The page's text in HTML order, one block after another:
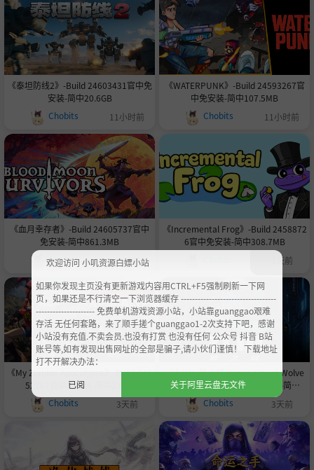
《泰坦防线2》-Build 24603431官中免
安装-简中20.6GB
Chobits
11小时前
《WATERPUNK》-Build 24593267官
中免安装-简中107.5MB
Chobits
11小时前
《血月幸存者》-Build 24605737官中
免安装-简中861.3MB
Chobits
11小时前
《Incremental Frog》-Build 2458872
6官中免安装-简中308.7MB
1天前
《My Zombie Apocalypse》-Build 245
52767官中免安装-简中2.0GB
Chobits
3天前
《九山：狼之城 Kusan City of Wolve
s》-Build 24547200官中免安装-简中1.
6GB
Chobits 3天前
欢迎访问 小叽资源白嫖小站
如果你发现主页没有更新游戏内容用CTRL+F5强制刷新一下网
页，如果还是不行清空一下浏览器缓存 ----------------------------------
--------------------- 免费单机游戏资源小站，小站靠guanggao艰难
存活 无任何套路，来了顺手搓个guanggao1-2次支持下吧，感谢
小站没有充值.不卖会员.也没有打赏 也没有任何 公众号 抖音 B站
账号等,如有发现出售网址的全部是骗子,请小伙们谨慎！ 下载地址
打不开解决办法：
已阅
关于阿里云盘无文件